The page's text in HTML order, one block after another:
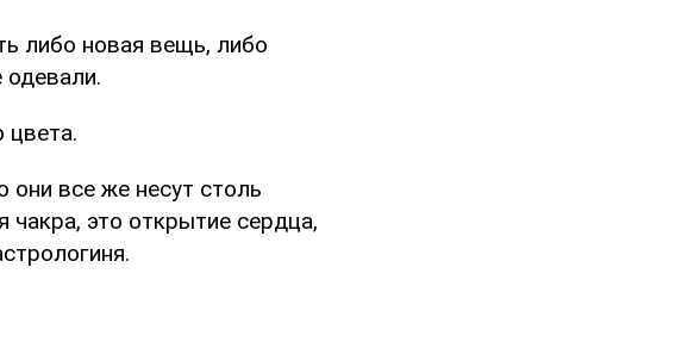
либо новая вещь, либо
цвета.
они все же несут столь
это открытие сердца,